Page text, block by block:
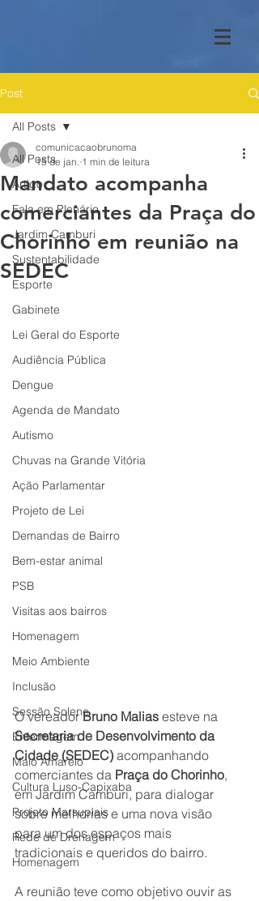
Post
All Posts
Artigo
Fala em Plenário
Jardim Camburi
Sustentabilidade
Esporte
Gabinete
Lei Geral do Esporte
Audiência Pública
Dengue
Agenda de Mandato
Autismo
Chuvas na Grande Vitória
Ação Parlamentar
Projeto de Lei
Demandas de Bairro
Bem-estar animal
PSB
Visitas aos bairros
Homenagem
Meio Ambiente
Inclusão
Sessão Solene
Enfermagem
Maio Amarelo
Cultura Luso-Capixaba
Projeto Marsupiais
Rede de Drenagem
Homenagem
All Posts
Mandato acompanha
comerciantes da Praça do
Chorinho em reunião na
SEDEC
comunicacaobrunoma
15 de jan. 1 min de leitura
O vereador Bruno Malias esteve na
Secretaria de Desenvolvimento da
Cidade (SEDEC) acompanhando
comerciantes da Praça do Chorinho,
em Jardim Camburi, para dialogar
sobre melhorias e uma nova visão
para um dos espaços mais
tradicionais e queridos do bairro.
A reunião teve como objetivo ouvir as